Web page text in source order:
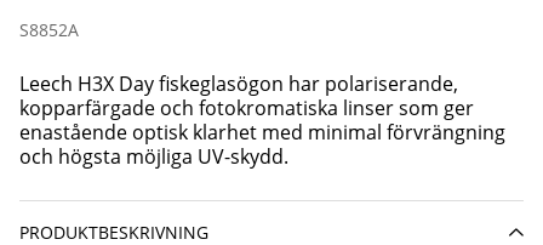
Leech H3X Day fiskeglasögon har polariserande,
kopparfärgade och fotokromatiska linser som ger
enastående optisk klarhet med minimal förvrängning
och högsta möjliga UV-skydd.
S8852A
PRODUKTBESKRIVNING